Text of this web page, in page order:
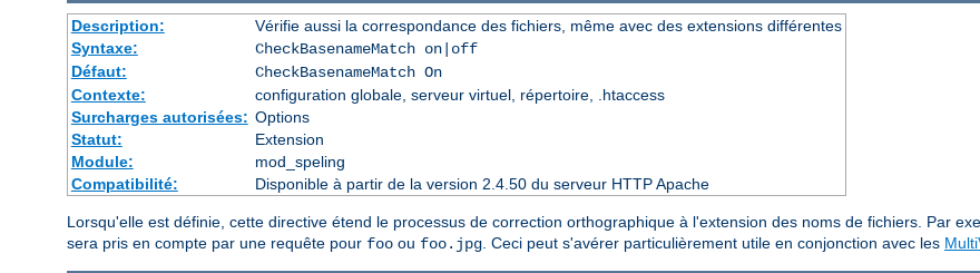
Description:
Vérifie aussi la correspondance des fichiers, même avec des extensions différentes
Syntaxe:
CheckBasenameMatch on|off
Défaut:
CheckBasenameMatch On
Contexte:
configuration globale, serveur virtuel, répertoire, .htaccess
Surcharges autorisées: Options
Statut:
Extension
Module:
mod_speling
Compatibilité:
Disponible à partir de la version 2.4.50 du serveur HTTP Apache
Lorsqu'elle est définie, cette directive étend le processus de correction orthographique à l'extension des noms de fichiers. Par
sera pris en compte par une requête pour foo ou foo.jpg . Ceci peut s'avérer particulièrement utile en conjonction avec les